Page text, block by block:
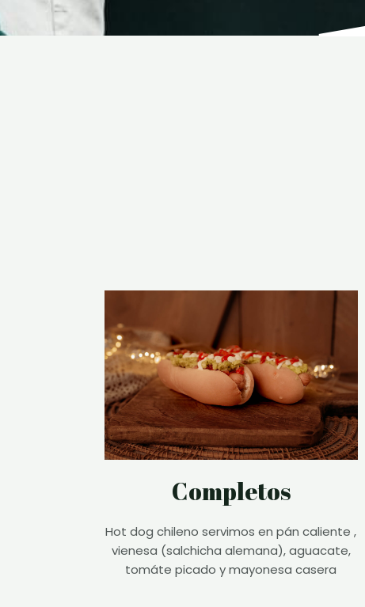
Completos
Hot dog chileno servimos en pán caliente ,
vienesa (salchicha alemana), aguacate,
tomáte picado y mayonesa casera